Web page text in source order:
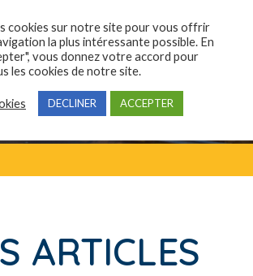
ARTICLES
cookies sur notre site pour vous offrir
la plus intéressante possible. En
vous donnez votre accord pour
les cookies de notre site.
DECLINER ACCEPTER